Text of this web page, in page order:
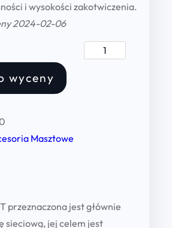
i wysokości zakotwiczenia.
2024-02-06
wyceny
Masztowe
przeznaczona jest głównie
sieciową, jej celem jest